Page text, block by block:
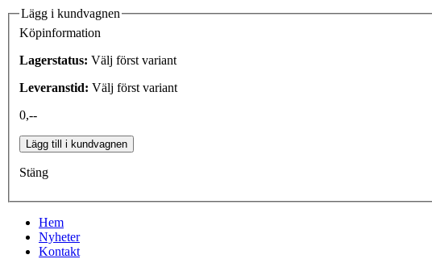
Lägg i kundvagnen
Köpinformation
Lagerstatus: Välj först variant
Leveranstid: Välj först variant
0,--
Lägg till i kundvagnen
Stäng
Hem
Nyheter
Kontakt